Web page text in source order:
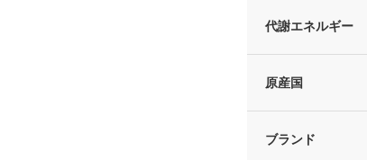
代謝エネルギー
原産国
ブランド